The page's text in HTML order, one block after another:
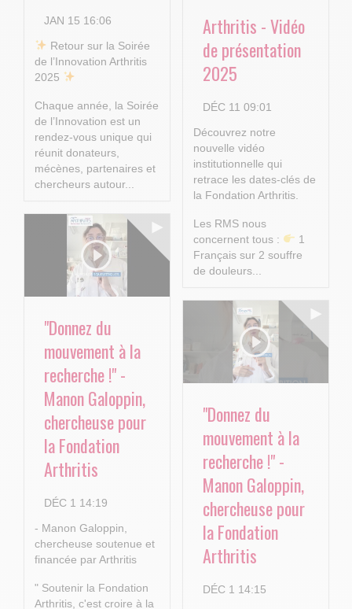
JAN 15 16:06
​ Retour sur la Soirée
de l’Innovation Arthritis
2025
Chaque année, la Soirée
de l’Innovation est un
rendez-vous unique qui
réunit donateurs,
mécènes, partenaires et
chercheurs autour...
Arthritis - Vidéo
de présentation
2025
DÉC 11 09:01
Découvrez notre
nouvelle vidéo
institutionnelle qui
retrace les dates-clés de
la Fondation Arthritis.
Les RMS nous
concernent tous :
1
Français sur 2 souffre
de douleurs...
"Donnez du
mouvement à la
recherche !" -
Manon Galoppin,
chercheuse pour
la Fondation
Arthritis
DÉC 1 14:19
- Manon Galoppin,
chercheuse soutenue et
financée par Arthritis
" Soutenir la Fondation
Arthritis, c'est croire à la
"Donnez du
mouvement à la
recherche !" -
Manon Galoppin,
chercheuse pour
la Fondation
Arthritis
DÉC 1 14:15